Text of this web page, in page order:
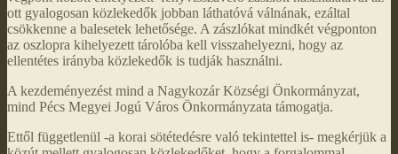
ott gyalogosan közlekedők jobban láthatóvá válnának, ezáltal
csökkenne a balesetek lehetősége. A zászlókat mindkét végponton
az oszlopra kihelyezett tárolóba kell visszahelyezni, hogy az
ellentétes irányba közlekedők is tudják használni.
A kezdeményezést mind a Nagykozár Községi Önkormányzat,
mind Pécs Megyei Jogú Város Önkormányzata támogatja.
Ettől függetlenül -a korai sötétedésre való tekintettel is- megkérjük a